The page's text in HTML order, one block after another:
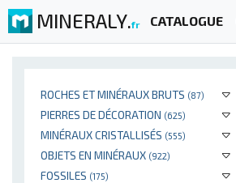
MINERALY.fr CATALOGUE
ROCHES ET MINÉRAUX BRUTS (87)
PIERRES DE DÉCORATION (625)
MINÉRAUX CRISTALLISÉS (555)
OBJETS EN MINÉRAUX (922)
FOSSILES (175)